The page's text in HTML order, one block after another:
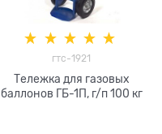
гтс-1921
Тележка для газовых
баллонов ГБ-1П, г/п 100 кг